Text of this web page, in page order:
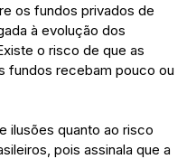
os fundos privados de
à evolução dos
o risco de que as
fundos recebam pouco ou
ilusões quanto ao risco
pois assinala que a